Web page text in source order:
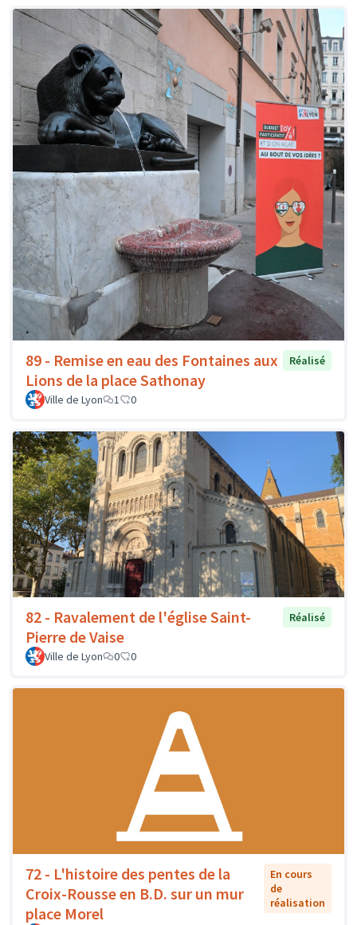
89 - Remise en eau des Fontaines aux
Lions de la place Sathonay
Réalisé
Ville de Lyon 1 0
82 - Ravalement de l'église Saint-
Pierre de Vaise
Réalisé
Ville de Lyon 0 0
72 - L'histoire des pentes de la
Croix-Rousse en B.D. sur un mur
place Morel
En cours
de
réalisation